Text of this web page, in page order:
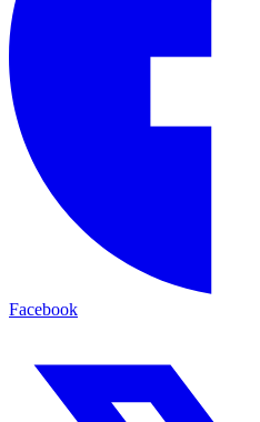
Facebook